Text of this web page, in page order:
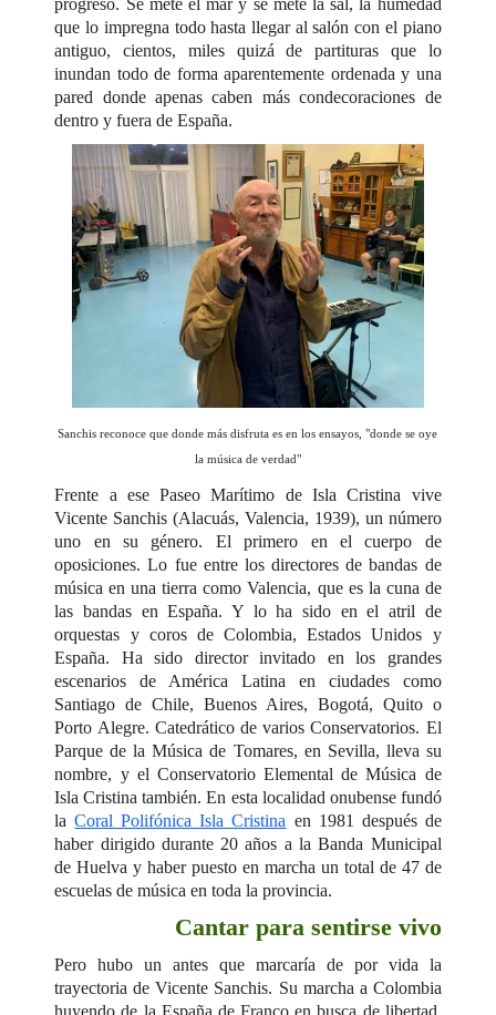
progreso. Se mete el mar y se mete la sal, la humedad
que lo impregna todo hasta llegar al salón con el piano
antiguo, cientos, miles quizá de partituras que lo
inundan todo de forma aparentemente ordenada y una
pared donde apenas caben más condecoraciones de
dentro y fuera de España.
Sanchis reconoce que donde más disfruta es en los ensayos, "donde se oye
la música de verdad"
Frente a ese Paseo Marítimo de Isla Cristina vive
Vicente Sanchis (Alacuás, Valencia, 1939), un número
uno en su género. El primero en el cuerpo de
oposiciones. Lo fue entre los directores de bandas de
música en una tierra como Valencia, que es la cuna de
las bandas en España. Y lo ha sido en el atril de
orquestas y coros de Colombia, Estados Unidos y
España. Ha sido director invitado en los grandes
escenarios de América Latina en ciudades como
Santiago de Chile, Buenos Aires, Bogotá, Quito o
Porto Alegre. Catedrático de varios Conservatorios. El
Parque de la Música de Tomares, en Sevilla, lleva su
nombre, y el Conservatorio Elemental de Música de
Isla Cristina también. En esta localidad onubense fundó
laCoral Polifónica Isla Cristina en 1981 después de
haber dirigido durante 20 años a la Banda Municipal
de Huelva y haber puesto en marcha un total de 47 de
escuelas de música en toda la provincia.
Cantar para sentirse vivo
Pero hubo un antes que marcaría de por vida la
trayectoria de Vicente Sanchis. Su marcha a Colombia
huyendo de la España de Franco en busca de libertad.